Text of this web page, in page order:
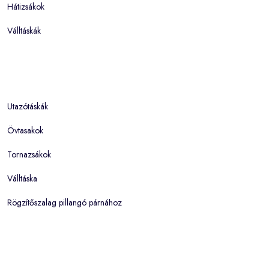
Hátizsákok
Válltáskák
Utazótáskák
Övtasakok
Tornazsákok
Válltáska
Rögzítőszalag pillangó párnához